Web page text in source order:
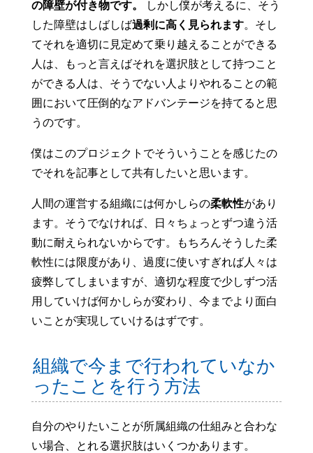
の障壁が付き物です。
しかし僕が考えるに、そう
した障壁はしばしば過剰に高く見られます。そし
てそれを適切に見定めて乗り越えることができる
人は、もっと言えばそれを選択肢として持つこと
ができる人は、そうでない人よりやれることの範
囲において圧倒的なアドバンテージを持てると思
うのです。
僕はこのプロジェクトでそういうことを感じたの
でそれを記事として共有したいと思います。
人間の運営する組織には何かしらの柔軟性があり
ます。そうでなければ、日々ちょっとずつ違う活
動に耐えられないからです。もちろんそうした柔
軟性には限度があり、過度に使いすぎれば人々は
疲弊してしまいますが、適切な程度で少しずつ活
用していけば何かしらが変わり、今までより面白
いことが実現していけるはずです。
組織で今まで行われていなか
ったことを行う方法
自分のやりたいことが所属組織の仕組みと合わな
い場合、とれる選択肢はいくつかあります。